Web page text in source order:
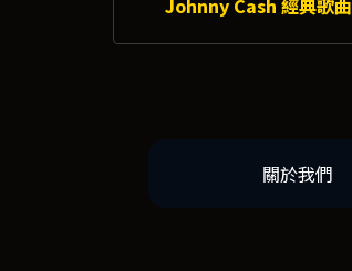
Johnny Cash 經典歌曲
關於我們